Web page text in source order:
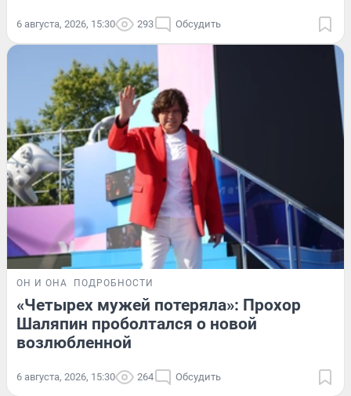
6 августа, 2026, 15:30 293 Обсудить
ОН И ОНА ПОДРОБНОСТИ
«Четырех мужей потеряла»: Прохор
Шаляпин проболтался о новой
возлюбленной
6 августа, 2026, 15:30 264 Обсудить